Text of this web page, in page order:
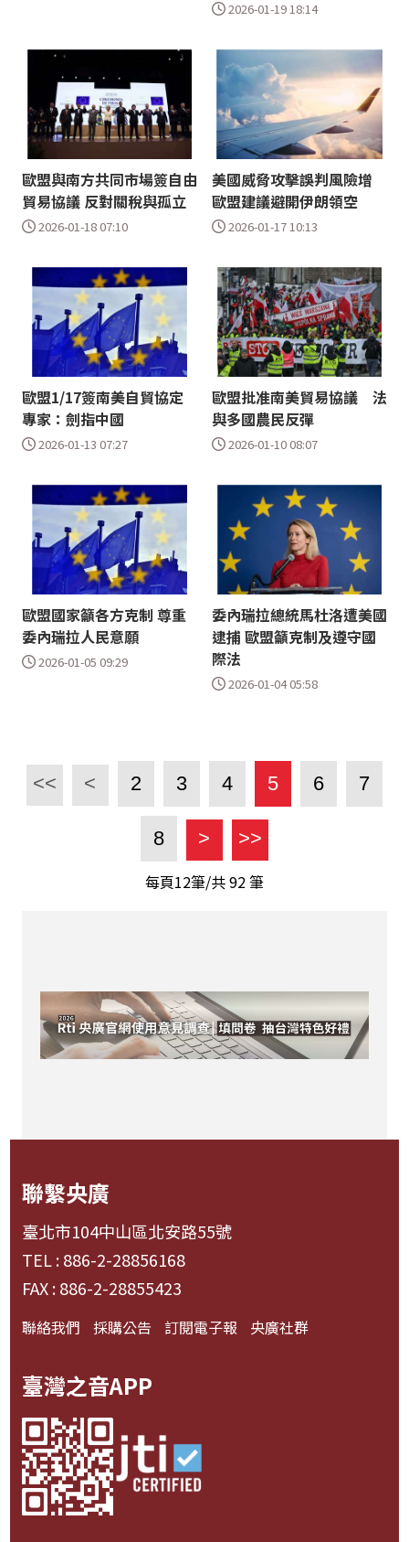
2026-01-19 18:14
歐盟與南方共同市場簽自由
貿易協議 反對關稅與孤立
2026-01-18 07:10
美國威脅攻擊誤判風險增
歐盟建議避開伊朗領空
2026-01-17 10:13
歐盟1/17簽南美自貿協定
專家：劍指中國
2026-01-13 07:27
歐盟批准南美貿易協議 法
與多國農民反彈
2026-01-10 08:07
歐盟國家籲各方克制 尊重
委內瑞拉人民意願
2026-01-05 09:29
委內瑞拉總統馬杜洛遭美國
逮捕 歐盟籲克制及遵守國
際法
2026-01-04 05:58
<< < 2 3 4 5 6 7
8 > >>
每頁12筆/共92筆
聯繫央廣
臺北市104中山區北安路55號
TEL : 886-2-28856168
FAX : 886-2-28855423
聯絡我們 採購公告 訂閱電子報 央廣社群
臺灣之音APP